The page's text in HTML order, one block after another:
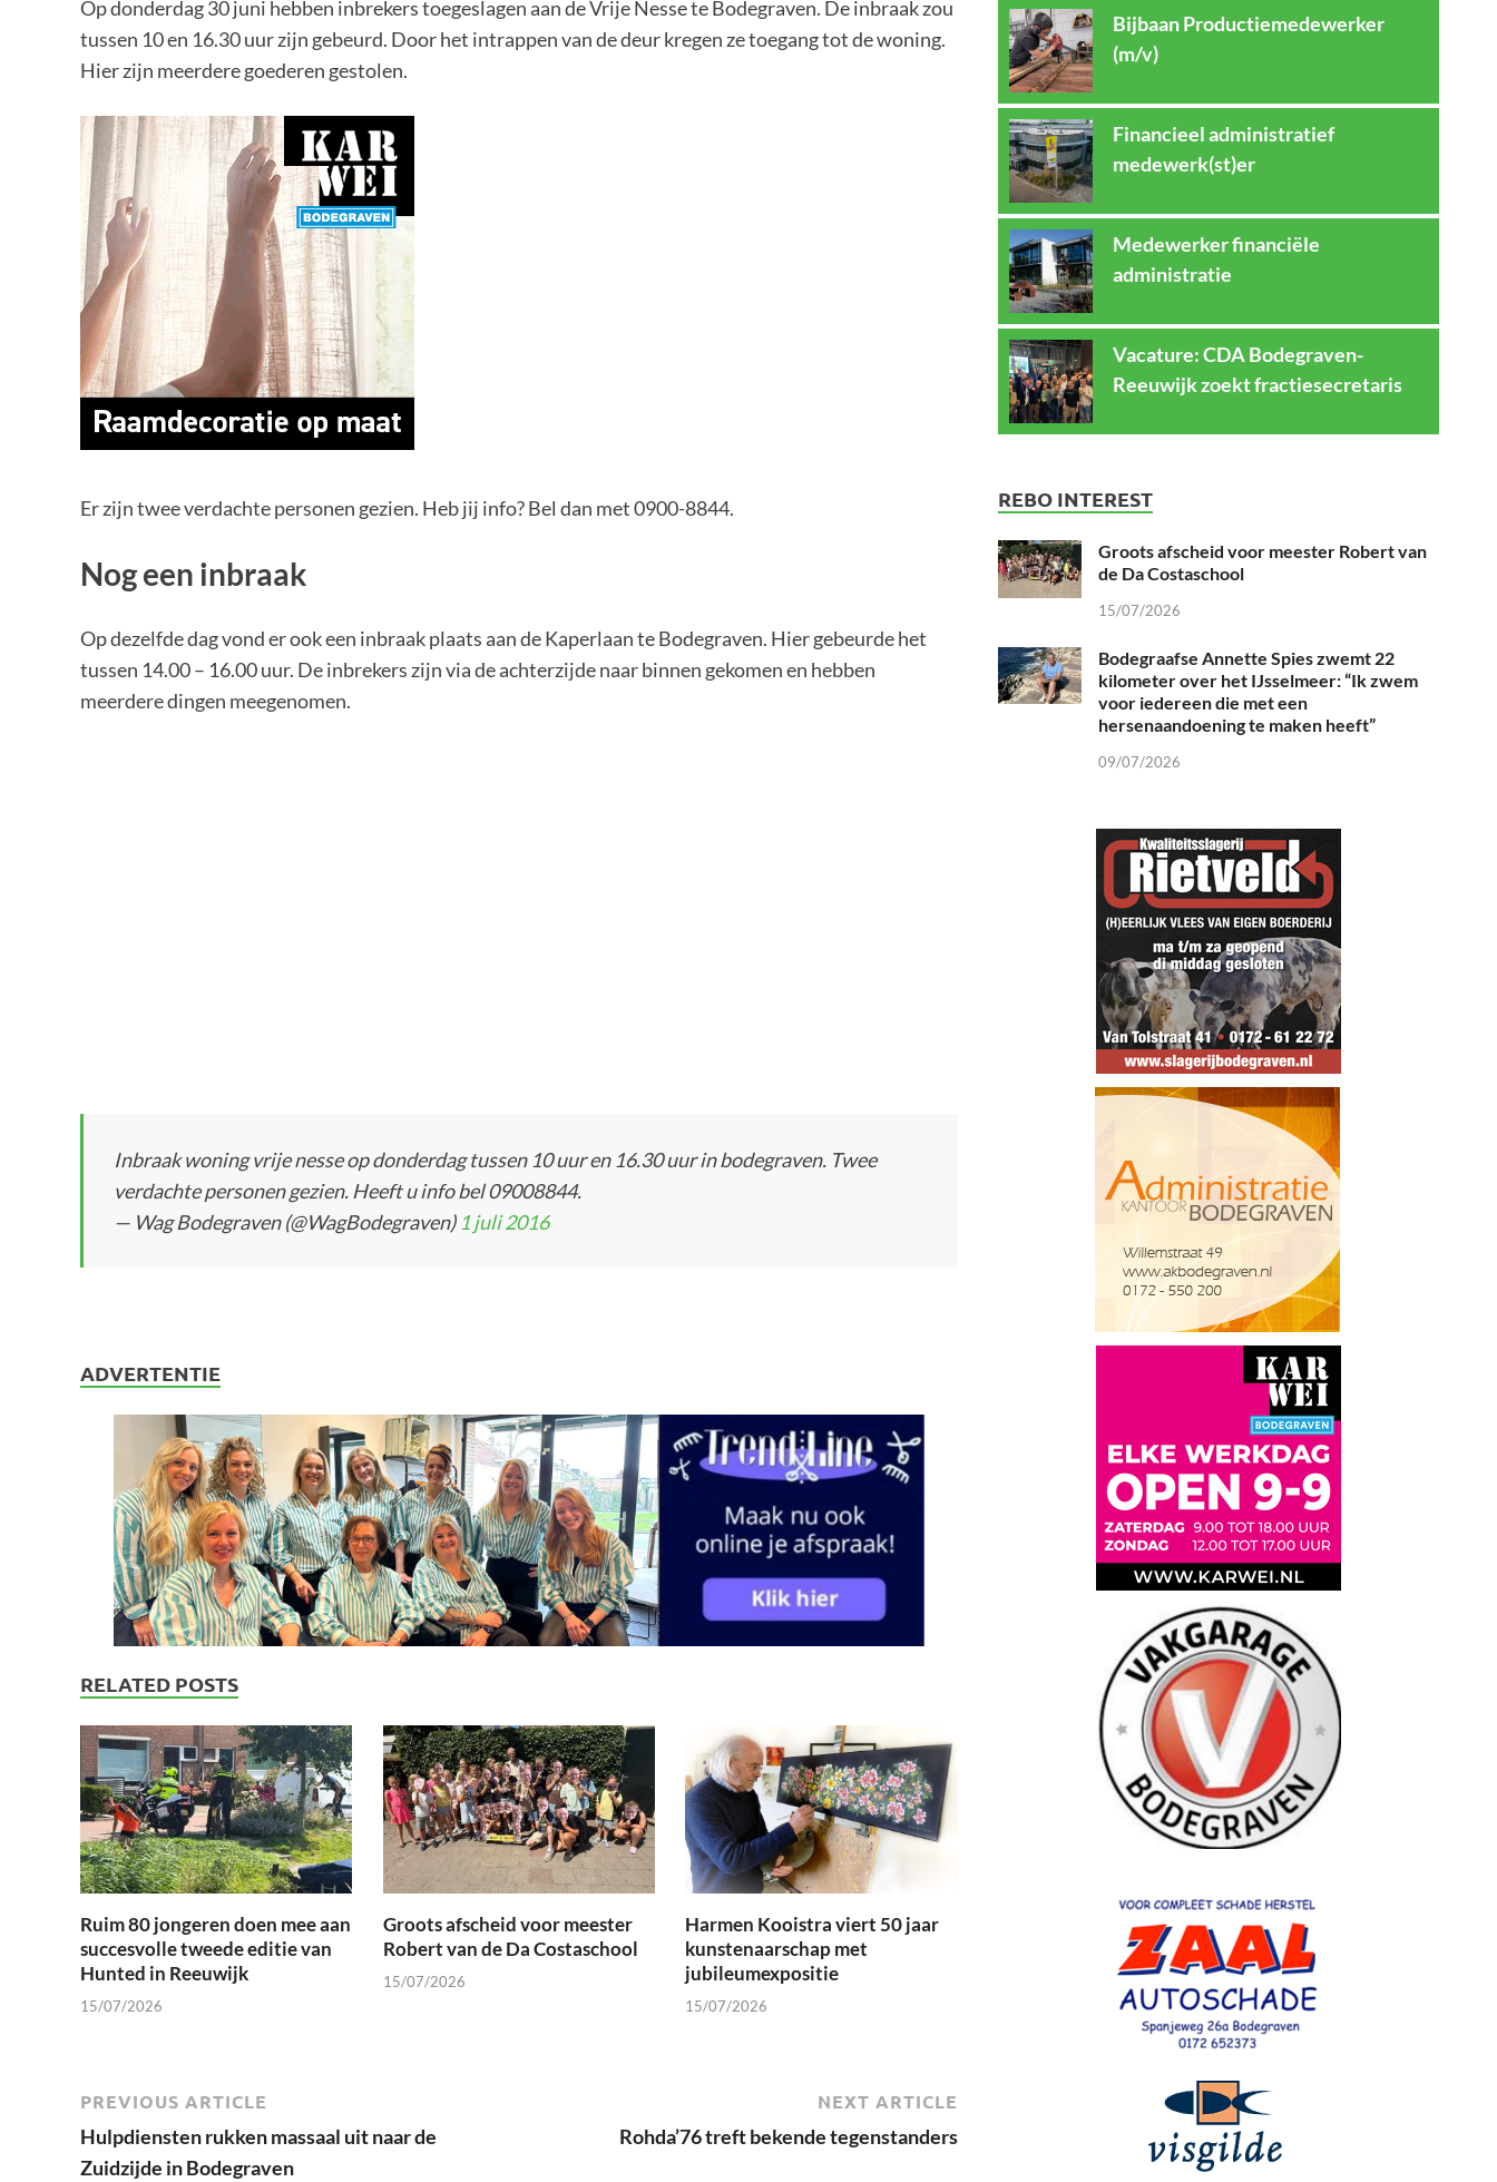
Op donderdag 30 juni hebben inbrekers toegeslagen aan de Vrije Nesse te Bodegraven. De inbraak zou
tussen 10 en 16.30 uur zijn gebeurd. Door het intrappen van de deur kregen ze toegang tot de woning.
Hier zijn meerdere goederen gestolen.
Er zijn twee verdachte personen gezien. Heb jij info? Bel dan met 0900-8844.
Nog een inbraak
Op dezelfde dag vond er ook een inbraak plaats aan de Kaperlaan te Bodegraven. Hier gebeurde het
tussen 14.00 – 16.00 uur. De inbrekers zijn via de achterzijde naar binnen gekomen en hebben
meerdere dingen meegenomen.
Inbraak woning vrije nesse op donderdag tussen 10 uur en 16.30 uur in bodegraven. Twee
verdachte personen gezien. Heeft u info bel 09008844.
— Wag Bodegraven (@WagBodegraven) 1 juli 2016
ADVERTENTIE
RELATED POSTS
Ruim 80 jongeren doen mee aan
succesvolle tweede editie van
Hunted in Reeuwijk
15/07/2026
Groots afscheid voor meester
Robert van de Da Costaschool
15/07/2026
Harmen Kooistra viert 50 jaar
kunstenaarschap met
jubileumexpositie
15/07/2026
PREVIOUS ARTICLE
Hulpdiensten rukken massaal uit naar de
Zuidzijde in Bodegraven
NEXT ARTICLE
Rohda’76 treft bekende tegenstanders
Bijbaan Productiemedewerker
(m/v)
Financieel administratief
medewerk(st)er
Medewerker financiële
administratie
Vacature: CDA Bodegraven-
Reeuwijk zoekt fractiesecretaris
REBO INTEREST
Groots afscheid voor meester Robert van
de Da Costaschool
15/07/2026
Bodegraafse Annette Spies zwemt 22
kilometer over het IJsselmeer: “Ik zwem
voor iedereen die met een
hersenaandoening te maken heeft”
09/07/2026